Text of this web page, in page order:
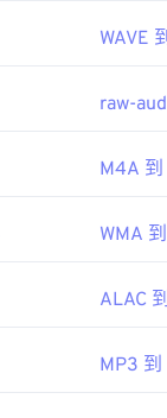
14496
wiki/
WAVE
raw-
M4A
WMA
ALAC
MP3 到